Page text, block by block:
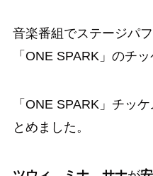
音楽番組でステージパ
「ONE SPARK」のチ
「ONE SPARK」チッ
とめました。